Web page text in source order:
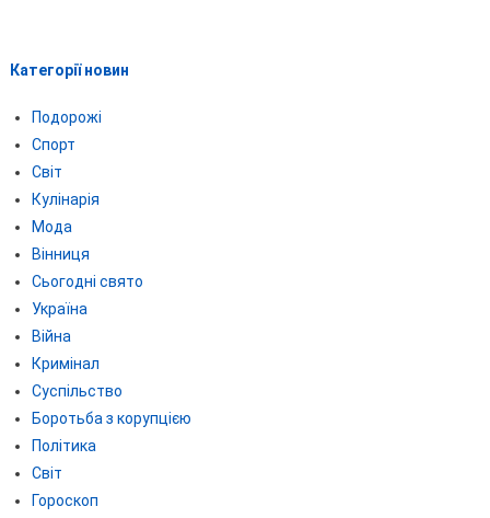
Категорії новин
Подорожі
Спорт
Світ
Кулінарія
Мода
Вінниця
Сьогодні свято
Україна
Війна
Кримінал
Суспільство
Боротьба з корупцією
Політика
Світ
Гороскоп